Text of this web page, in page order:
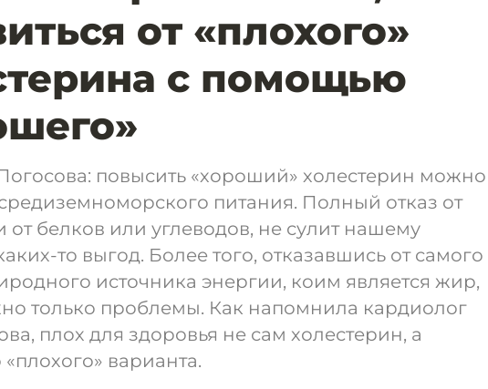
от «плохого»
с помощью
повысить «хороший» холестерин можно
питания. Полный отказ от
от белков или углеводов, не сулит нашему
то выгод. Более того, отказавшись от самого
источника энергии, коим является жир,
только проблемы. Как напомнила кардиолог
плох для здоровья не сам холестерин, а
варианта.